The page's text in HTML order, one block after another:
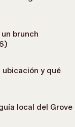
brunch
ubicación y qué
local del Grove